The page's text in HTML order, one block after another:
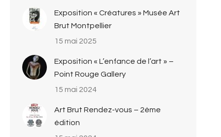
Exposition « Créatures » Musée Art
Brut Montpellier
15 mai 2025
Exposition « L’enfance de l’art » –
Point Rouge Gallery
15 mai 2024
Art Brut Rendez-vous – 2ème
édition